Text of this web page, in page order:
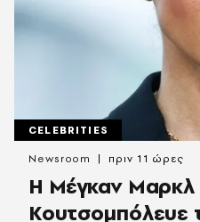
CELEBRITIES
Η Μέγκαν Μαρκλ
Κουτσομπόλευε
Newsroom πριν 11 ώρες